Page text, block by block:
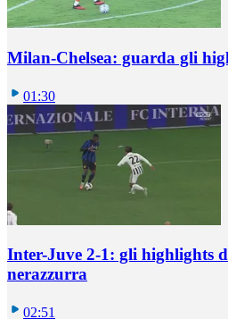
Milan-Chelsea: guarda gli
01:30
Inter-Juve 2-1: gli highlights
nerazzurra
02:51